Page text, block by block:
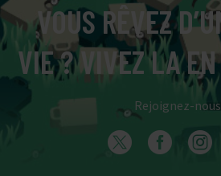
VOUS RÊVEZ
VIE ? VIVEZ LA
Rejoignez-